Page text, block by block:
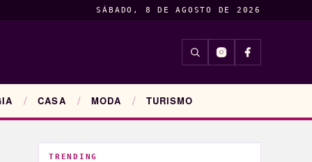
SÁBADO, 8 DE AGOSTO DE 2026
CASA MODA TURISMO
INSIGHTS
TRENDING